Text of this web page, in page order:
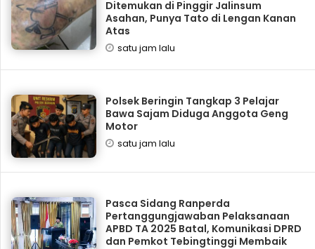
Ditemukan di Pinggir Jalinsum
Asahan, Punya Tato di Lengan Kanan
Atas
satu jam lalu
Polsek Beringin Tangkap 3 Pelajar
Bawa Sajam Diduga Anggota Geng
Motor
satu jam lalu
Pasca Sidang Ranperda
Pertanggungjawaban Pelaksanaan
APBD TA 2025 Batal, Komunikasi DPRD
dan Pemkot Tebingtinggi Membaik